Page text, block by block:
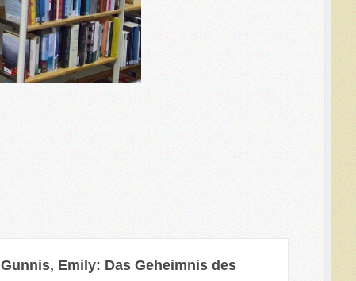
Gunnis, Emily: Das Geheimnis des